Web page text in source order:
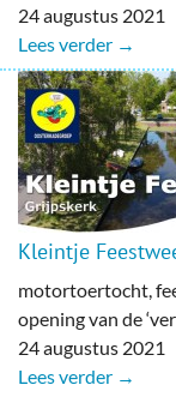
24 augustus 2021
Lees verder →
Kleintje
motortoertocht,
opening van de
24 augustus 2021
Lees verder →